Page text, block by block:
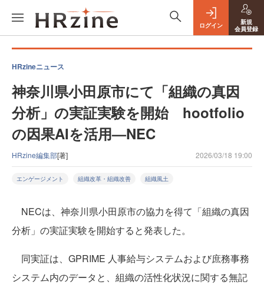
ログイン
新規
会員登録
HRzineニュース
神奈川県小田原市にて「組織の真因
分析」の実証実験を開始 hootfolio
の因果AIを活用—NEC
HRzine編集部[著] 2026/03/18 19:00
エンゲージメント 組織改革・組織改善 組織風土
NECは、神奈川県小田原市の協力を得て「組織の真因
分析」の実証実験を開始すると発表した。
同実証は、GPRIME 人事給与システムおよび庶務事務
システム内のデータと、組織の活性化状況に関する無記